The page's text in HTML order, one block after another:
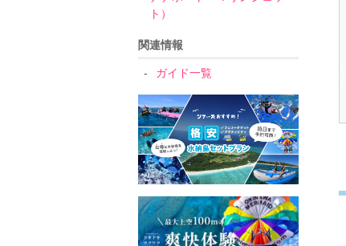
ト）
関連情報
ガイド一覧